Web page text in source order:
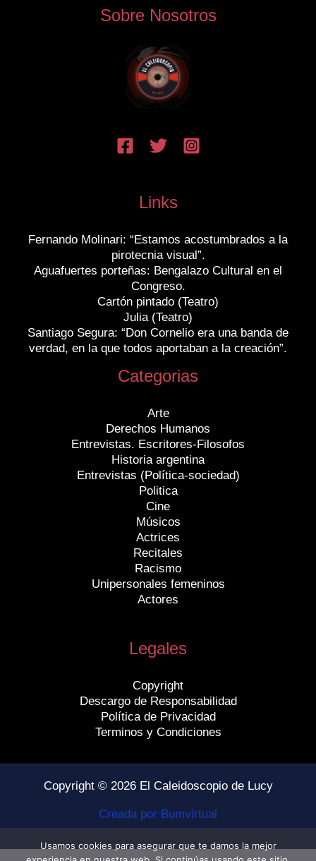
Sobre Nosotros
Links
Fernando Molinari: “Estamos acostumbrados a la
pirotecnia visual”.
Aguafuertes porteñas: Bengalazo Cultural en el
Congreso.
Cartón pintado (Teatro)
Julia (Teatro)
Santiago Segura: “Don Cornelio era una banda de
verdad, en la que todos aportaban a la creación”.
Categorias
Arte
Derechos Humanos
Entrevistas. Escritores-Filosofos
Historia argentina
Entrevistas (Política-sociedad)
Politica
Cine
Músicos
Actrices
Recitales
Racismo
Unipersonales femeninos
Actores
Legales
Copyright
Descargo de Responsabilidad
Política de Privacidad
Terminos y Condiciones
Copyright © 2026 El Caleidoscopio de Lucy
Creada por Bumvirtual
Usamos cookies para asegurar que te damos la mejor